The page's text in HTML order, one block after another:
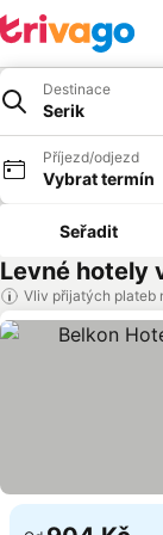
Destinace
Serik
Příjezd/odjezd
Vybrat termín
Seřadit
Levné hotely
Vliv přijatých plateb